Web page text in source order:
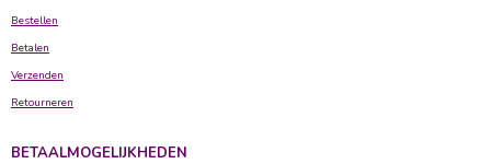
Bestellen
Betalen
Verzenden
Retourneren
BETAALMOGELIJKHEDEN